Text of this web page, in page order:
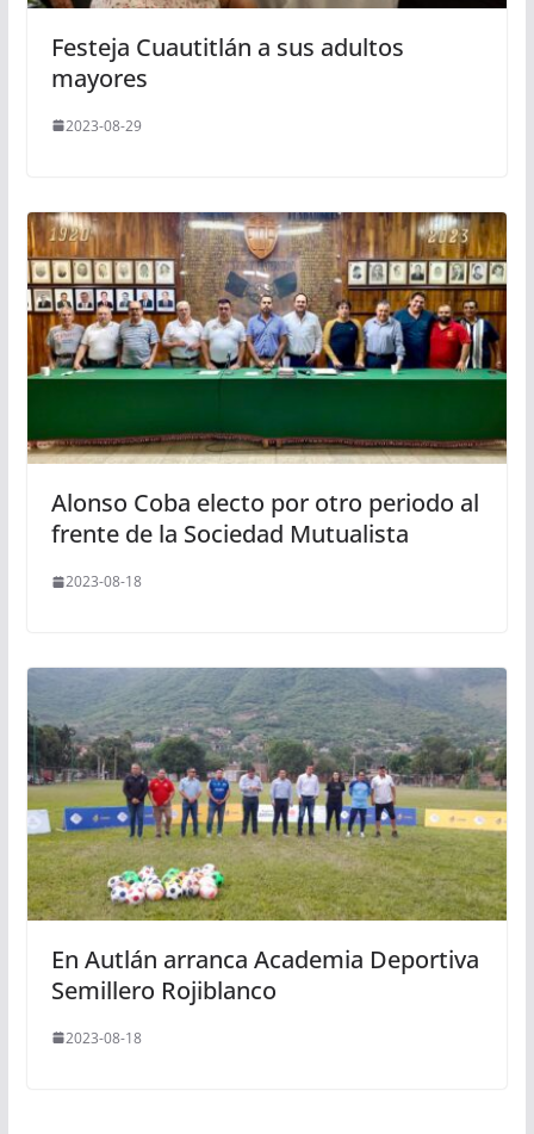
Festeja Cuautitlán a sus adultos
mayores
2023-08-29
Alonso Coba electo por otro periodo al
frente de la Sociedad Mutualista
2023-08-18
En Autlán arranca Academia Deportiva
Semillero Rojiblanco
2023-08-18